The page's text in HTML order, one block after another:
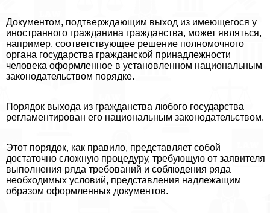
Документом, подтверждающим выход из имеющегося у
иностранного гражданина гражданства, может являться,
например, соответствующее решение полномочного
органа государства гражданской принадлежности
человека оформленное в установленном национальным
законодательством порядке.
Порядок выхода из гражданства любого государства
регламентирован его национальным законодательством.
Этот порядок, как правило, представляет собой
достаточно сложную процедуру, требующую от заявителя
выполнения ряда требований и соблюдения ряда
необходимых условий, представления надлежащим
образом оформленных документов.